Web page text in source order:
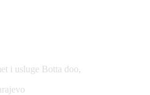
i usluge Botta doo,